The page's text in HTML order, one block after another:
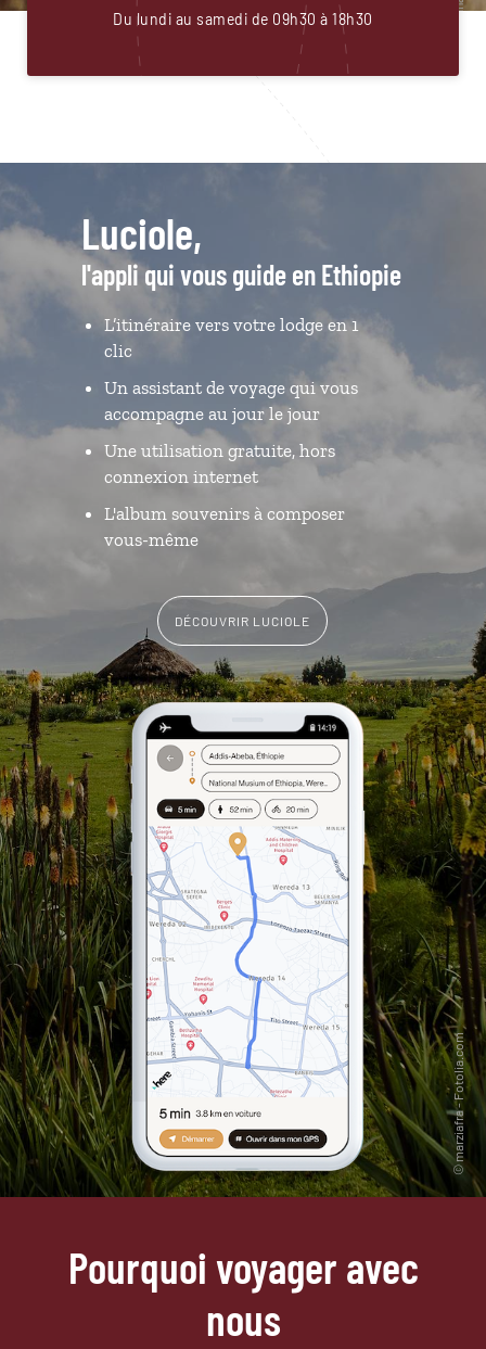
Du lundi au samedi de 09h30 à 18h30
Luciole,
l'appli qui vous guide en Ethiopie
L’itinéraire vers votre lodge en 1
clic
Un assistant de voyage qui vous
accompagne au jour le jour
Une utilisation gratuite, hors
connexion internet
L'album souvenirs à composer
vous-même
DÉCOUVRIR LUCIOLE
Pourquoi voyager avec
nous